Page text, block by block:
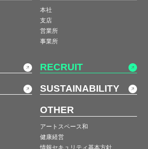
本社
支店
営業所
事業所
RECRUIT
SUSTAINABILITY
OTHER
アートスペース和
健康経営
情報セキュリティ基本方針